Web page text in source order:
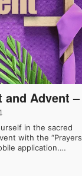
and Advent –
in the sacred
with the “Prayers
application.…